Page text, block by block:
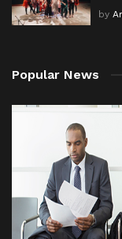
by
Popular News